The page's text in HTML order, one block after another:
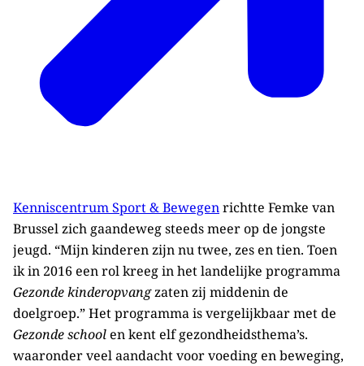
Kenniscentrum Sport & Bewegenrichtte Femke van
Brussel zich gaandeweg steeds meer op de jongste
jeugd. “Mijn kinderen zijn nu twee, zes en tien. Toen
ik in 2016 een rol kreeg in het landelijke programma
Gezonde kinderopvangzaten zij middenin de
doelgroep.” Het programma is vergelijkbaar met de
Gezonde schoolen kent elf gezondheidsthema’s.
waaronder veel aandacht voor voeding en beweging,